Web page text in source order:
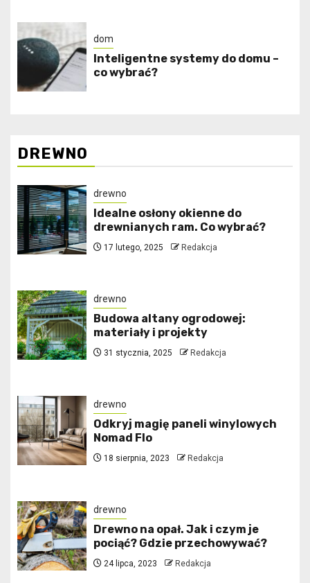
dom
Inteligentne systemy do domu –
co wybrać?
DREWNO
drewno
Idealne osłony okienne do
drewnianych ram. Co wybrać?
17 lutego, 2025 Redakcja
drewno
Budowa altany ogrodowej:
materiały i projekty
31 stycznia, 2025 Redakcja
drewno
Odkryj magię paneli winylowych
Nomad Flo
18 sierpnia, 2023 Redakcja
drewno
Drewno na opał. Jak i czym je
pociąć? Gdzie przechowywać?
24 lipca, 2023 Redakcja